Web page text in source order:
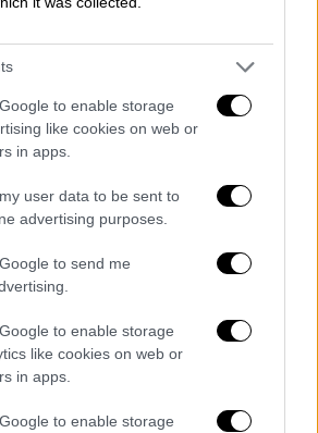
to enable storage
like cookies on web or
in apps.
user data to be sent to
advertising purposes.
to send me
to enable storage
like cookies on web or
in apps.
to enable storage
γραμμή ανόδου αλλά στη
σε ό,τι αφορά τον ΟΣΕ, η
σε ορισμένα έκτακτα
στην απαγόρευση να
σταθμάρχες αυτού του
σε κρίσιμες θέσεις.
από τους ελέγχους,
τουλάχιστον